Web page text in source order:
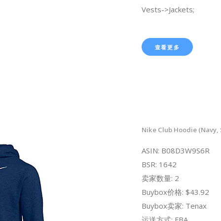
Vests->Jackets;
查看更多
Nike Club Hoodie (Navy,
ASIN: B08D3W9S6R
BSR: 1642
卖家数量: 2
Buybox价格: $43.92
Buybox卖家: Tenax